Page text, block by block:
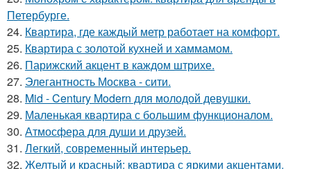
Петербурге.
24. Квартира, где каждый метр работает на комфорт.
25. Квартира с золотой кухней и хаммамом.
26. Парижский акцент в каждом штрихе.
27. Элегантность Москва - сити.
28. Mid - Century Modern для молодой девушки.
29. Маленькая квартира с большим функционалом.
30. Атмосфера для души и друзей.
31. Легкий, современный интерьер.
32. Желтый и красный: квартира с яркими акцентами.